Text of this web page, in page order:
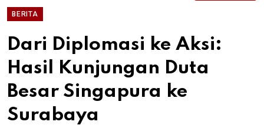
BERITA
Dari Diplomasi ke Aksi:
Hasil Kunjungan Duta
Besar Singapura ke
Surabaya